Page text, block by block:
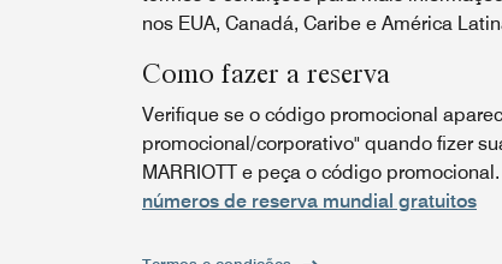
nos EUA, Canadá, Caribe e América
Como fazer a reserva
Verifique se o código promocional
promocional/corporativo" quando fizer
MARRIOTT e peça o código
números de reserva mundial gratuitos